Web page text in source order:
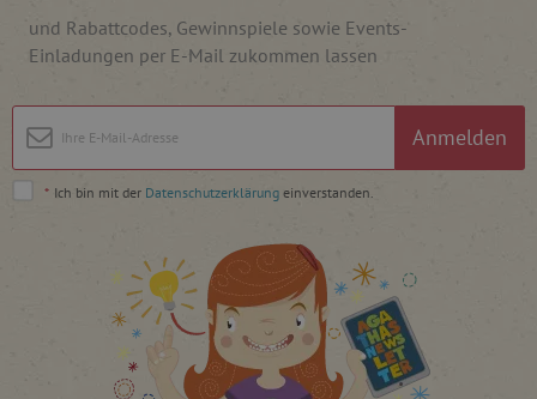
und Rabattcodes, Gewinnspiele sowie Events-
Einladungen per E-Mail zukommen lassen
Anmelden
* Ich bin mit der Datenschutzerklärung einverstanden.
_lb .agathaswelt.de